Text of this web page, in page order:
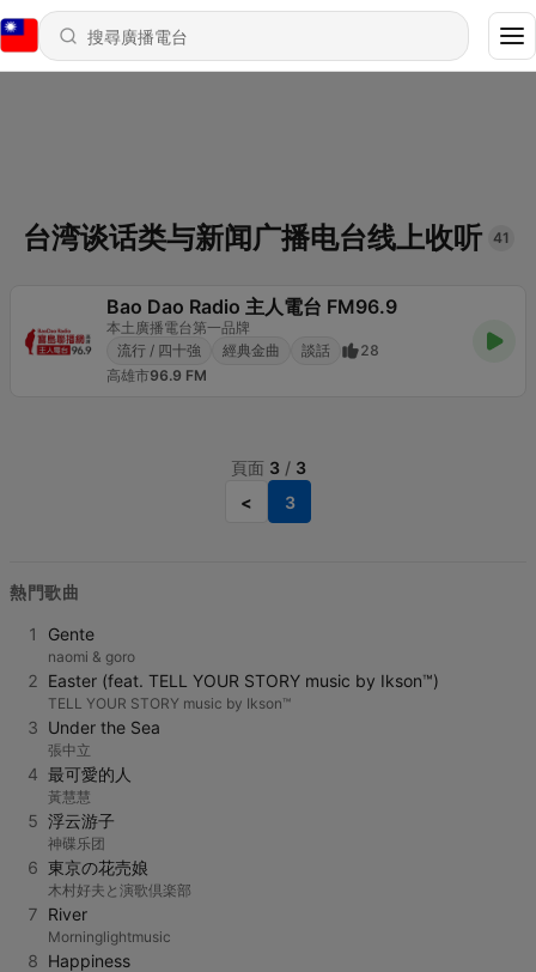
台湾谈话类与新闻广播电台线上收听 41
Bao Dao Radio 主人電台 FM96.9
本土廣播電台第一品牌
流行 / 四十強
經典金曲 談話
28
高雄市96.9 FM
頁面 3/ 3
<
3
熱門歌曲
1 Gente
naomi & goro
2 Easter (feat. TELL YOUR STORY music by Ikson™)
TELL YOUR STORY music by Ikson™
3 Under the Sea
張中立
4 最可愛的人
黃慧慧
5 浮云游子
神碟乐团
6 東京の花売娘
木村好夫と演歌倶楽部
7 River
Morninglightmusic
8 Happiness